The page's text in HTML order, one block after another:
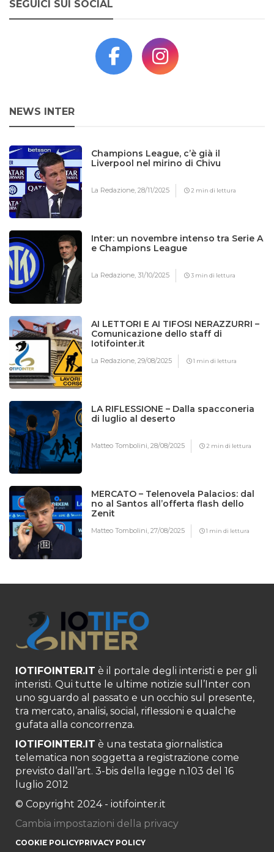
SEGUICI SUI SOCIAL
NEWS INTER
Champions League, c’è già il
Liverpool nel mirino di Chivu
La Redazione,28/11/2025 2 min di lettura
Inter: un novembre intenso tra Serie A
e Champions League
La Redazione,31/10/2025 3 min di lettura
AI LETTORI E AI TIFOSI NERAZZURRI –
Comunicazione dello staff di
Iotifointer.it
La Redazione,29/08/2025 1 min di lettura
LA RIFLESSIONE – Dalla spacconeria
di luglio al deserto
Matteo Tombolini,28/08/2025 2 min di lettura
MERCATO – Telenovela Palacios: dal
no al Santos all’offerta flash dello
Zenit
Matteo Tombolini,27/08/2025 1 min di lettura
IOTIFOINTER.IT è il portale degli interisti e per gli
interisti. Qui tutte le ultime notizie sull’Inter con
uno sguardo al passato e un occhio sul presente,
tra mercato, analisi, social, riflessioni e qualche
gufata alla concorrenza.
IOTIFOINTER.IT è una testata giornalistica
telematica non soggetta a registrazione come
previsto dall’art. 3-bis della legge n.103 del 16
luglio 2012
© Copyright 2024 - iotifointer.it
Cambia impostazioni della privacy
COOKIE POLICYPRIVACY POLICY